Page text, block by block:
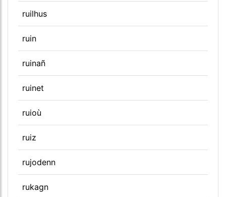
ruilhus
ruin
ruinañ
ruinet
ruioù
ruiz
rujodenn
rukagn